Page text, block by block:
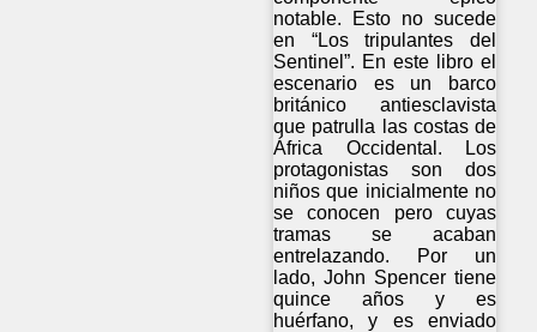
notable. Esto no sucede
en “Los tripulantes del
Sentinel”. En este libro el
escenario es un barco
británico antiesclavista
que patrulla las costas de
África Occidental. Los
protagonistas son dos
niños que inicialmente no
se conocen pero cuyas
tramas se acaban
entrelazando. Por un
lado, John Spencer tiene
quince años y es
huérfano, y es enviado